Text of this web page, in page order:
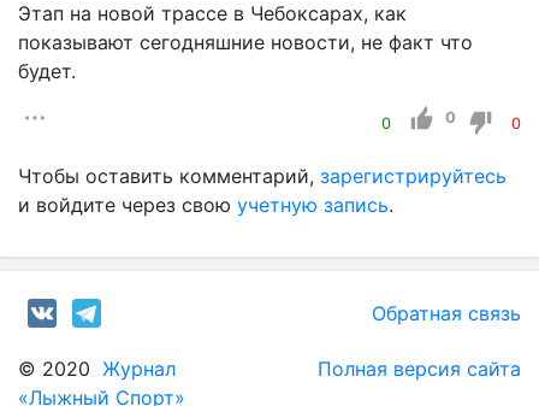
Этап на новой трассе в Чебоксарах, как
показывают сегодняшние новости, не факт что
будет.
0 0 0
Чтобы оставить комментарий, зарегистрируйтесь
и войдите через свою учетную запись.
Обратная связь
© 2020 Журнал
«Лыжный Спорт»
Полная версия сайта